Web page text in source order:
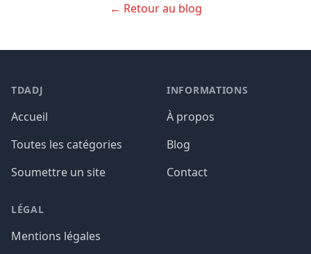
← Retour au blog
TDADJ
Accueil
Toutes les catégories
Soumettre un site
INFORMATIONS
À propos
Blog
Contact
LÉGAL
Mentions légales